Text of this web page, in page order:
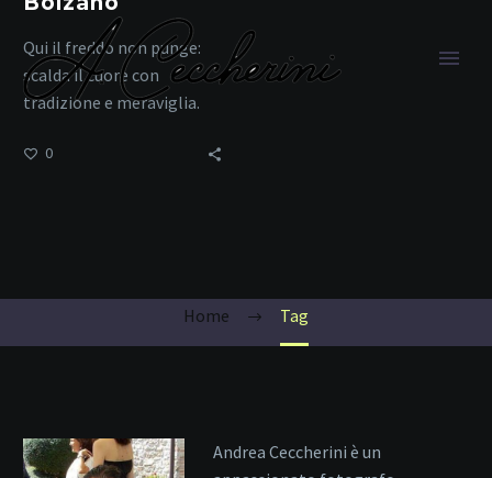
Home Tag
Qui il freddo non punge:
scalda il cuore con
tradizione e meraviglia.
0
Andrea Ceccherini è un